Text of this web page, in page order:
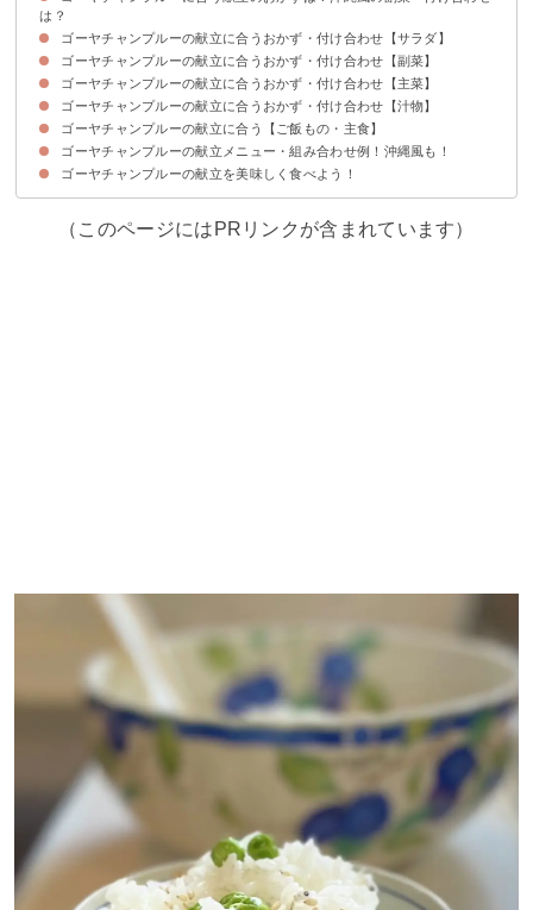
は？
ゴーヤチャンプルーの献立に合うおかず・付け合わせ【サラダ】
①きゅうりとトマトのサラダ
②ツナとキャベツのサラダ
③クリームチーズ入りかぼちゃサラダ
④カニカマとアボカドのマヨネーズサラダ
ゴーヤチャンプルーの献立に合うおかず・付け合わせ【副菜】
①ナスの甘酢炒め
②たこの唐揚げ
③人参しりしり
④おくらのゴマ和え
ゴーヤチャンプルーの献立に合うおかず・付け合わせ【主菜】
①豚の角煮
②エビのチリソース
③マグロの照り焼き
④鶏のから揚げ
ゴーヤチャンプルーの献立に合うおかず・付け合わせ【汁物】
①わかめと春雨のスープ
②具だくさんのけんちん汁
③野菜のコンソメスープ
④アサリのすまし汁
ゴーヤチャンプルーの献立に合う【ご飯もの・主食】
①しらす入りグリンピースご飯
②さっぱりにゅう麺
③ソーキそば風うどん
④ジューシー
ゴーヤチャンプルーの献立メニュー・組み合わせ例！沖縄風も！
献立メニュー①
献立メニュー②
献立メニュー③
献立メニュー④
献立メニュー⑤
ゴーヤチャンプルーの献立を美味しく食べよう！
（このページにはPRリンクが含まれています）